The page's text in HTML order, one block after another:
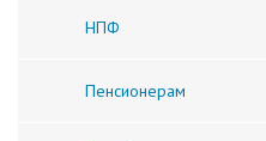
НПФ
Пенсионерам